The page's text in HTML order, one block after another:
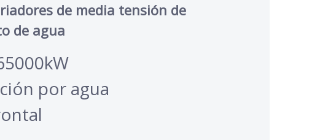
de media tensión de
de agua
por agua